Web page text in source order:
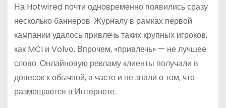
На Hotwired почти одновременно появились сразу
несколько баннеров. Журналу в рамках первой
кампании удалось привлечь таких крупных игроков,
как MCI и Volvo. Впрочем, «привлечь» — не лучшее
слово. Онлайновую рекламу клиенты получали в
довесок к обычной, а часто и не знали о том, что
размещаются в Интернете.